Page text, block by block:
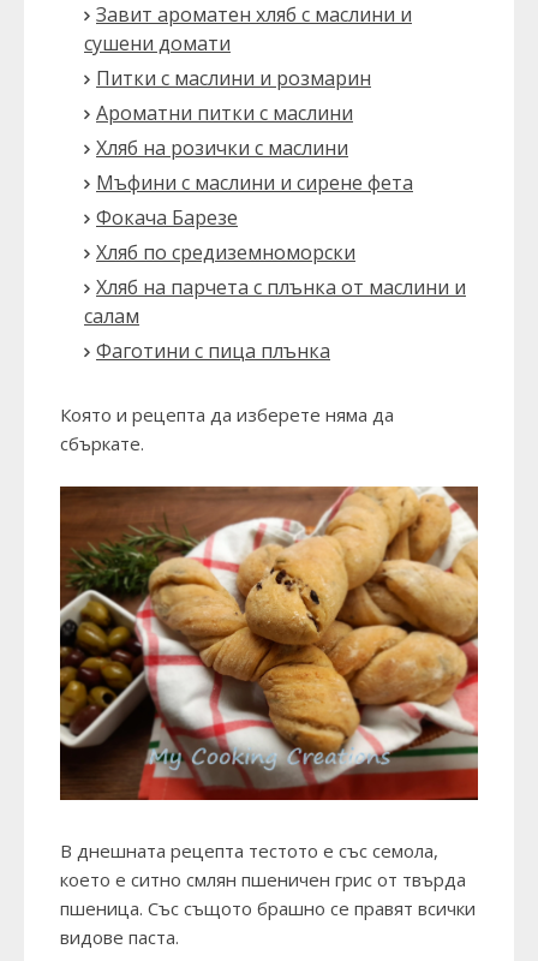
Завит ароматен хляб с маслини и
сушени домати
Питки с маслини и розмарин
Ароматни питки с маслини
Хляб на розички с маслини
Мъфини с маслини и сирене фета
Фокача Барезе
Хляб по средиземноморски
Хляб на парчета с плънка от маслини и
салам
Фаготини с пица плънка
Която и рецепта да изберете няма да
сбъркате.
В днешната рецепта тестото е със семола,
което е ситно смлян пшеничен грис от твърда
пшеница. Със същото брашно се правят всички
видове паста.